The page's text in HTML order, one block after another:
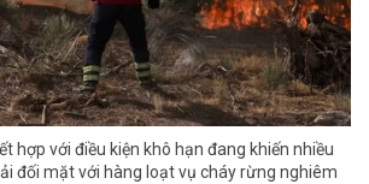
hợp với điều kiện khô hạn đang khiến nhiều
đối mặt với hàng loạt vụ cháy rừng nghiêm